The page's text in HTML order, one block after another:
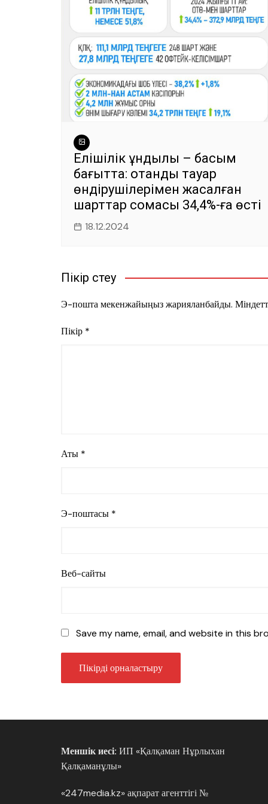
Елішілік құндылық – басым
бағытта: отандық тауар
өндірушілерімен жасалған
шарттар сомасы 34,4%-ға өсті
18.12.2024
Пікір үстеу
Э-пошта мекенжайыңыз жарияланбайды.
Пікір *
Аты *
Э-поштасы *
Веб-сайты
Save my name, email, and website in this
Меншік иесі: ИП «Қалқаман Нұрлыхан
Қалқаманұлы»
«247media.kz» ақпарат агенттігі №